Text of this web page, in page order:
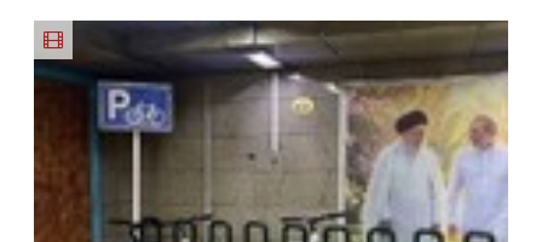
اروپا، سبک
و مقاوم |
پرداخت
قسطی
طبیعی!
ویزیت
رایگان+پرداخت
اقساطی😍
و پرداخت
اقساطی 💳
📍 تهران
صرفه)
پرسشنامه و
دریافت راه
حل